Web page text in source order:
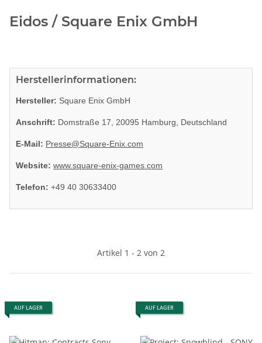
Eidos / Square Enix GmbH
Herstellerinformationen:
Hersteller: Square Enix GmbH
Anschrift: Domstraße 17, 20095 Hamburg, Deutschland
E-Mail: Presse@Square-Enix.com
Website: www.square-enix-games.com
Telefon: +49 40 30633400
Artikel 1 - 2 von 2
AUF LAGER AUF LAGER